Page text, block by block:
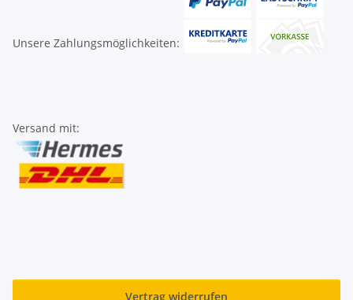
Unsere Zahlungsmöglichkeiten:
Versand mit:
Vertrag widerrufen